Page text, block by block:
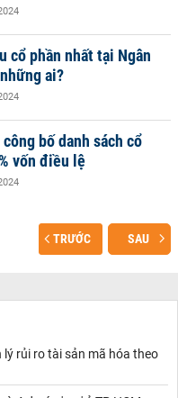
cổ phần nhất tại Ngân
ai?
bố danh sách cổ
vốn điều lệ
TRƯỚC SAU
rủi ro tài sản mã hóa theo